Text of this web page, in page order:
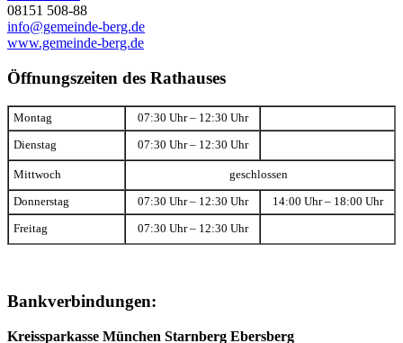
08151 508-88
info@gemeinde-berg.de
www.gemeinde-berg.de
Öffnungszeiten des Rathauses
Montag 07:30 Uhr – 12:30 Uhr
Dienstag 07:30 Uhr – 12:30 Uhr
Mittwoch geschlossen
Donnerstag 07:30 Uhr – 12:30 Uhr 14:00 Uhr – 18:00 Uhr
Freitag 07:30 Uhr – 12:30 Uhr
Bankverbindungen:
Kreissparkasse München Starnberg Ebersberg